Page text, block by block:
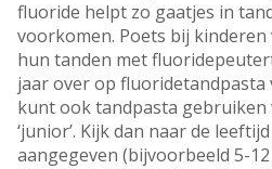
fluoride helpt zo gaatjes in
voorkomen. Poets bij
hun tanden met
jaar over op fluoridetandpasta
kunt ook tandpasta gebruiken
‘junior’. Kijk dan naar de
aangegeven (bijvoorbeeld 5-12